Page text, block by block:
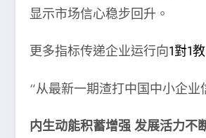
显示市场信心稳步回升。
更多指标传递企业运行向1對1
“从最新一期渣打中国中小企
内生动能积蓄增强 发展活力不